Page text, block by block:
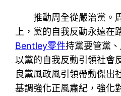
推動周全從嚴治黨。
上，黨的自我反動永遠在
Bentley零件持黨要管黨
以黨的自我反動引領社會
良黨風政風引領帶動傑出
基調強化正風肅紀，強化